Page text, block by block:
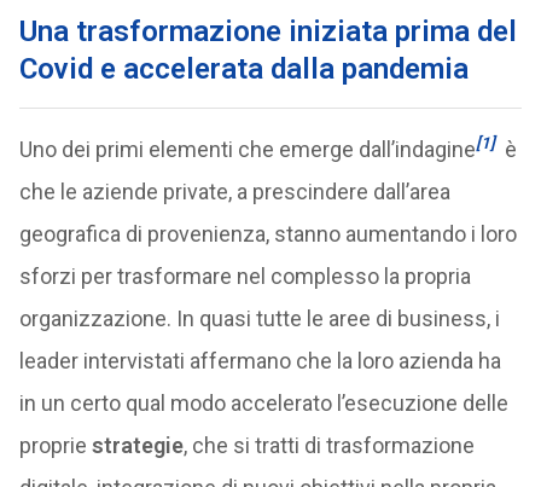
Una trasformazione iniziata prima del
Covid e accelerata dalla pandemia
Uno dei primi elementi che emerge dall’indagine[1] è
che le aziende private, a prescindere dall’area
geografica di provenienza, stanno aumentando i loro
sforzi per trasformare nel complesso la propria
organizzazione. In quasi tutte le aree di business, i
leader intervistati affermano che la loro azienda ha
in un certo qual modo accelerato l’esecuzione delle
proprie strategie, che si tratti di trasformazione